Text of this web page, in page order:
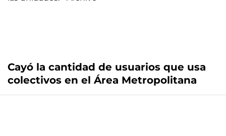
Cayó la cantidad de usuarios que usa
colectivos en el Área Metropolitana